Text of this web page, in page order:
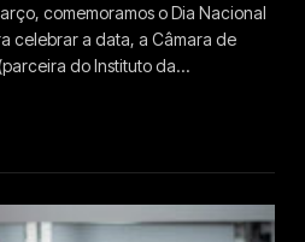
comemoramos o Dia Nacional
celebrar a data, a Câmara de
do Instituto da…